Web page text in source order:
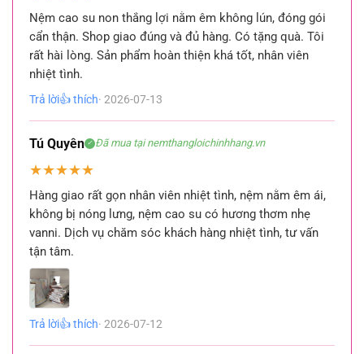
Nệm cao su non thắng lợi nằm êm không lún, đóng gói
cẩn thận. Shop giao đúng và đủ hàng. Có tặng quà. Tôi
rất hài lòng. Sản phẩm hoàn thiện khá tốt, nhân viên
nhiệt tình.
Trả lời👍 thích· 2026-07-13
Tú Quyên ✓ Đã mua tại nemthangloichinhhang.vn
★★★★★
Hàng giao rất gọn nhân viên nhiệt tình, nệm nằm êm ái,
không bị nóng lưng, nệm cao su có hương thơm nhẹ
vanni. Dịch vụ chăm sóc khách hàng nhiệt tình, tư vấn
tận tâm.
Trả lời👍 thích· 2026-07-12